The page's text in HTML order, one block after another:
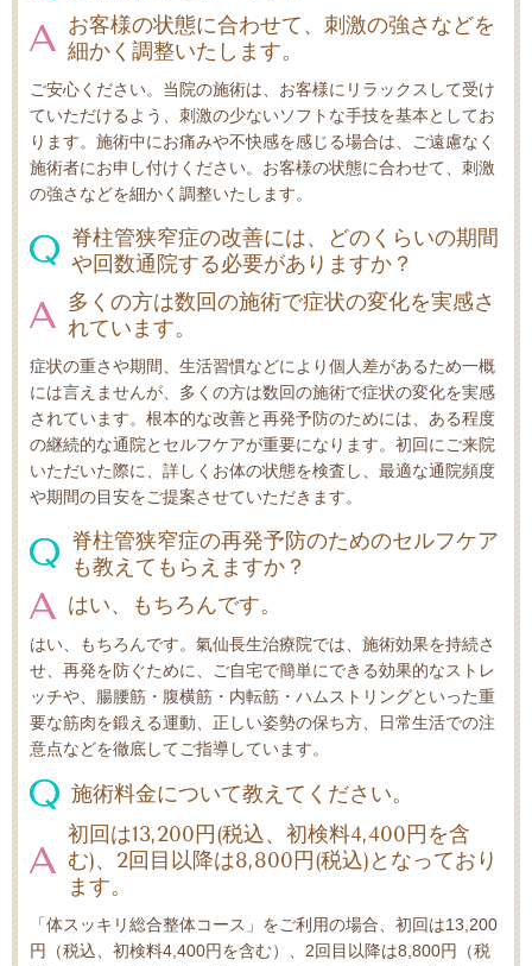
お客様の状態に合わせて、刺激の強さなどを
細かく調整いたします。
ご安心ください。当院の施術は、お客様にリラックスして受け
ていただけるよう、刺激の少ないソフトな手技を基本としてお
ります。施術中にお痛みや不快感を感じる場合は、ご遠慮なく
施術者にお申し付けください。お客様の状態に合わせて、刺激
の強さなどを細かく調整いたします。
脊柱管狭窄症の改善には、どのくらいの期間
や回数通院する必要がありますか？
多くの方は数回の施術で症状の変化を実感さ
れています。
症状の重さや期間、生活習慣などにより個人差があるため一概
には言えませんが、多くの方は数回の施術で症状の変化を実感
されています。根本的な改善と再発予防のためには、ある程度
の継続的な通院とセルフケアが重要になります。初回にご来院
いただいた際に、詳しくお体の状態を検査し、最適な通院頻度
や期間の目安をご提案させていただきます。
脊柱管狭窄症の再発予防のためのセルフケア
も教えてもらえますか？
はい、もちろんです。
はい、もちろんです。氣仙長生治療院では、施術効果を持続さ
せ、再発を防ぐために、ご自宅で簡単にできる効果的なストレ
ッチや、腸腰筋・腹横筋・内転筋・ハムストリングといった重
要な筋肉を鍛える運動、正しい姿勢の保ち方、日常生活での注
意点などを徹底してご指導しています。
施術料金について教えてください。
初回は13,200円(税込、初検料4,400円を含
む)、2回目以降は8,800円(税込)となっており
ます。
「体スッキリ総合整体コース」をご利用の場合、初回は13,200
円（税込、初検料4,400円を含む）、2回目以降は8,800円（税